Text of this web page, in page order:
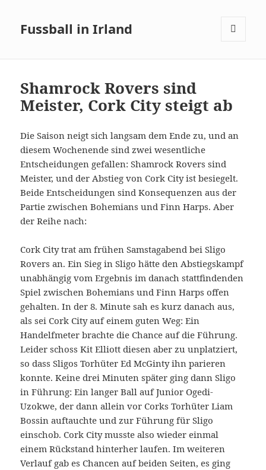
Fussball in Irland
Shamrock Rovers sind
Meister, Cork City steigt ab
Die Saison neigt sich langsam dem Ende zu, und an
diesem Wochenende sind zwei wesentliche
Entscheidungen gefallen: Shamrock Rovers sind
Meister, und der Abstieg von Cork City ist besiegelt.
Beide Entscheidungen sind Konsequenzen aus der
Partie zwischen Bohemians und Finn Harps. Aber
der Reihe nach:
Cork City trat am frühen Samstagabend bei Sligo
Rovers an. Ein Sieg in Sligo hätte den Abstiegskampf
unabhängig vom Ergebnis im danach stattfindenden
Spiel zwischen Bohemians und Finn Harps offen
gehalten. In der 8. Minute sah es kurz danach aus,
als sei Cork City auf einem guten Weg: Ein
Handelfmeter brachte die Chance auf die Führung.
Leider schoss Kit Elliott diesen aber zu unplatziert,
so dass Sligos Torhüter Ed McGinty ihn parieren
konnte. Keine drei Minuten später ging dann Sligo
in Führung: Ein langer Ball auf Junior Ogedi-
Uzokwe, der dann allein vor Corks Torhüter Liam
Bossin auftauchte und zur Führung für Sligo
einschob. Cork City musste also wieder einmal
einem Rückstand hinterher laufen. Im weiteren
Verlauf gab es Chancen auf beiden Seiten, es ging